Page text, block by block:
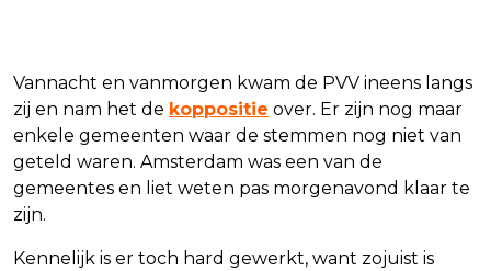
Vannacht en vanmorgen kwam de PVV ineens langs
zij en nam het de koppositie over. Er zijn nog maar
enkele gemeenten waar de stemmen nog niet van
geteld waren. Amsterdam was een van de
gemeentes en liet weten pas morgenavond klaar te
zijn.
Kennelijk is er toch hard gewerkt, want zojuist is